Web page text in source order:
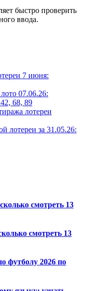
быстро проверить
ввода.
7 июня:
07.06.26:
68, 89
лотереи
лотереи за 31.05.26:
смотреть 13
смотреть 13
футболу 2026 по